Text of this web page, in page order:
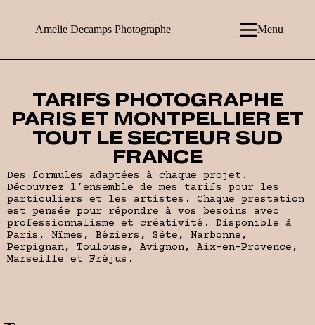
Amelie Decamps Photographe Menu
TARIFS PHOTOGRAPHE
PARIS ET MONTPELLIER ET
TOUT LE SECTEUR SUD
FRANCE
Des formules adaptées à chaque projet.
Découvrez l’ensemble de mes tarifs pour les
particuliers et les artistes. Chaque prestation
est pensée pour répondre à vos besoins avec
professionnalisme et créativité. Disponible à
Paris, Nîmes, Béziers, Sète, Narbonne,
Perpignan, Toulouse, Avignon, Aix-en-Provence,
Marseille et Fréjus.